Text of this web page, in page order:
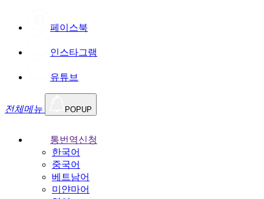
페이스북
인스타그램
유튜브
전체메뉴 POPUP
통번역신청
한국어
중국어
베트남어
미얀마어